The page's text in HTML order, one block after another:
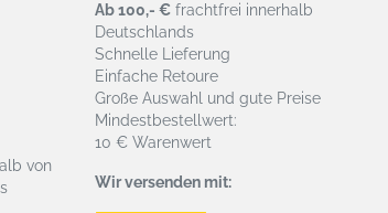
von
Ab 100,- € frachtfrei innerhalb
Deutschlands
Schnelle Lieferung
Einfache Retoure
Große Auswahl und gute Preise
Mindestbestellwert:
10 € Warenwert
Wir versenden mit: